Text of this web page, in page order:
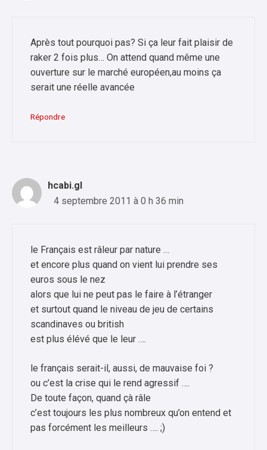
Après tout pourquoi pas? Si ça leur fait plaisir de
raker 2 fois plus… On attend quand même une
ouverture sur le marché européen,au moins ça
serait une réelle avancée
Répondre
hcabi.gl
4 septembre 2011 à 0 h 36 min
le Français est râleur par nature …
et encore plus quand on vient lui prendre ses
euros sous le nez
alors que lui ne peut pas le faire à l’étranger
et surtout quand le niveau de jeu de certains
scandinaves ou british
est plus élévé que le leur ….
le français serait-il, aussi, de mauvaise foi ?
ou c’est la crise qui le rend agressif ….
De toute façon, quand çà râle
c’est toujours les plus nombreux qu’on entend et
pas forcément les meilleurs …. ;)